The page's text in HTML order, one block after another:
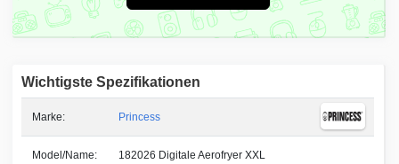
Wichtigste Spezifikationen
Marke: Princess
Model/Name: 182026 Digitale Aerofryer XXL